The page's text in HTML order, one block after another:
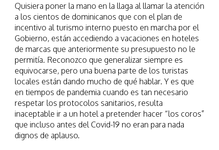
Quisiera poner la mano en la llaga al llamar la atención
a los cientos de dominicanos que con el plan de
incentivo al turismo interno puesto en marcha por el
Gobierno, están accediendo a vacaciones en hoteles
de marcas que anteriormente su presupuesto no le
permitía. Reconozco que generalizar siempre es
equivocarse, pero una buena parte de los turistas
locales están dando mucho de qué hablar. Y es que
en tiempos de pandemia cuando es tan necesario
respetar los protocolos sanitarios, resulta
inaceptable ir a un hotel a pretender hacer “los coros”
que incluso antes del Covid-19 no eran para nada
dignos de aplauso.